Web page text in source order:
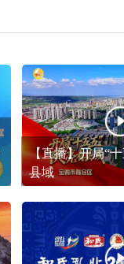
【直播】开局“
县域